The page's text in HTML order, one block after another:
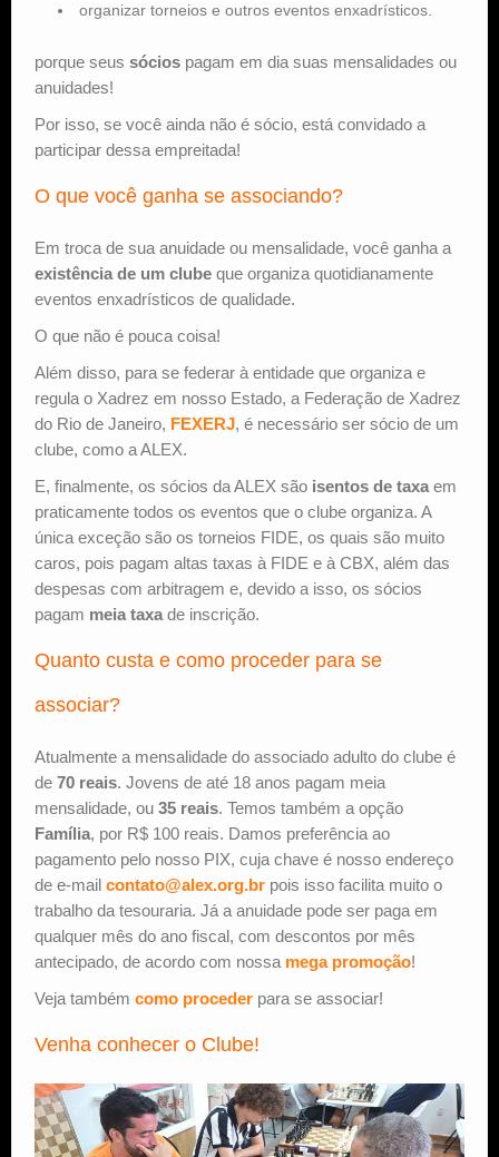
organizar torneios e outros eventos enxadrísticos.
porque seus sócios pagam em dia suas mensalidades ou
anuidades!
Por isso, se você ainda não é sócio, está convidado a
participar dessa empreitada!
O que você ganha se associando?
Em troca de sua anuidade ou mensalidade, você ganha a
existência de um clube que organiza quotidianamente
eventos enxadrísticos de qualidade.
O que não é pouca coisa!
Além disso, para se federar à entidade que organiza e
regula o Xadrez em nosso Estado, a Federação de Xadrez
do Rio de Janeiro, FEXERJ, é necessário ser sócio de um
clube, como a ALEX.
E, finalmente, os sócios da ALEX são isentos de taxa em
praticamente todos os eventos que o clube organiza. A
única exceção são os torneios FIDE, os quais são muito
caros, pois pagam altas taxas à FIDE e à CBX, além das
despesas com arbitragem e, devido a isso, os sócios
pagam meia taxa de inscrição.
Quanto custa e como proceder para se
associar?
Atualmente a mensalidade do associado adulto do clube é
de 70 reais. Jovens de até 18 anos pagam meia
mensalidade, ou 35 reais. Temos também a opção
Família, por R$ 100 reais. Damos preferência ao
pagamento pelo nosso PIX, cuja chave é nosso endereço
de e-mail contato@alex.org.br pois isso facilita muito o
trabalho da tesouraria. Já a anuidade pode ser paga em
qualquer mês do ano fiscal, com descontos por mês
antecipado, de acordo com nossa mega promoção!
Veja também como proceder para se associar!
Venha conhecer o Clube!